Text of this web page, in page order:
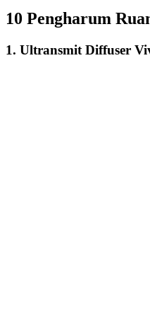
10 Pengharum
1. Ultransmit Diffuser